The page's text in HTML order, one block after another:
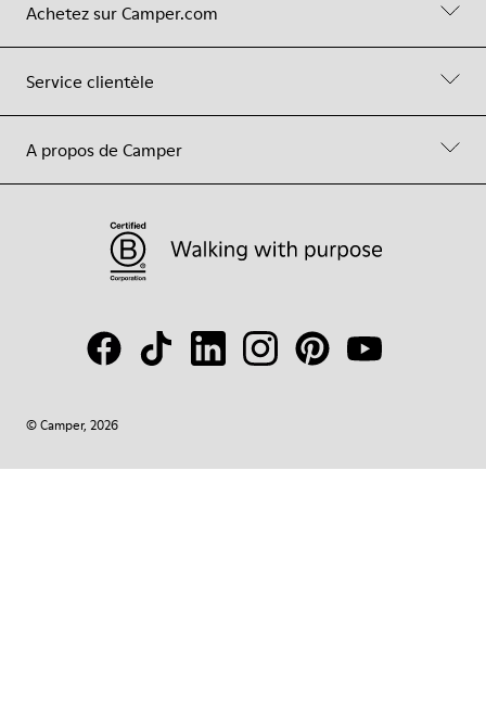
Achetez sur Camper.com
Service clientèle
A propos de Camper
© Camper, 2026